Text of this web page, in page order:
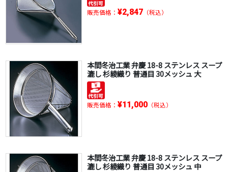
販売価格： ¥2,847（税込）
本間冬治工業 弁慶 18-8 ステンレス スープ
漉し 杉綾織り 普通目 30メッシュ 大
販売価格： ¥11,000（税込）
本間冬治工業 弁慶 18-8 ステンレス スープ
漉し 杉綾織り 普通目 30メッシュ 中